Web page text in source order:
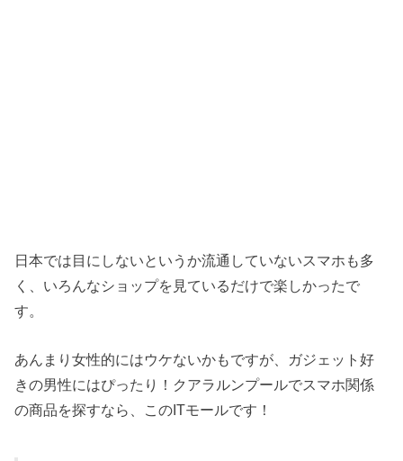
日本では目にしないというか流通していないスマホも多
く、いろんなショップを見ているだけで楽しかったで
す。
あんまり女性的にはウケないかもですが、ガジェット好
きの男性にはぴったり！クアラルンプールでスマホ関係
の商品を探すなら、このITモールです！